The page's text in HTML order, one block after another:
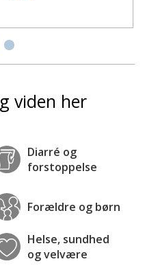
viden her
Diarré og
forstoppelse
Forældre og børn
Helse, sundhed
og velvære